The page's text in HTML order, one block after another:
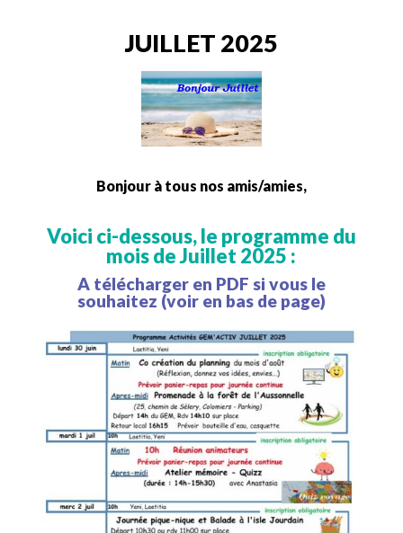
JUILLET 2025
Bonjour à tous nos amis/amies,
Voici ci-dessous, le programme du
mois de Juillet 2025 :
A télécharger en PDF si vous le
souhaitez (voir en bas de page)